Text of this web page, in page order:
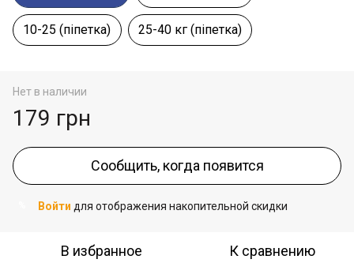
10-25 (піпетка) 25-40 кг (піпетка)
Нет в наличии
179 грн
Сообщить, когда появится
Войти для отображения накопительной скидки
В избранное К сравнению